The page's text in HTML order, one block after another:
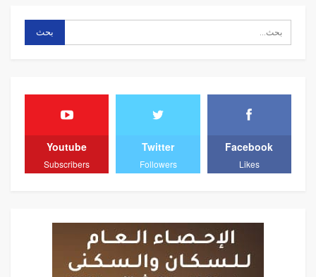
Facebook
Likes
Twitter
Followers
Youtube
Subscribers